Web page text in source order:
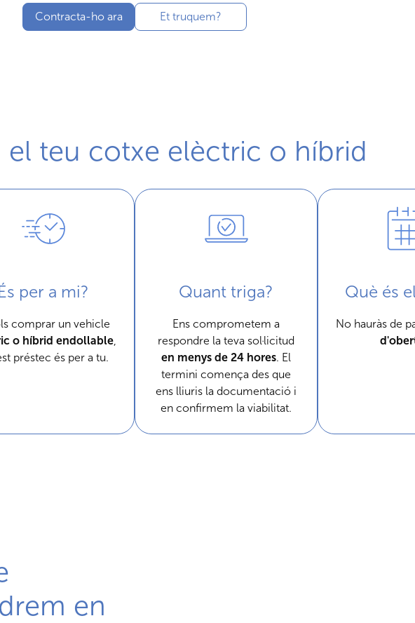
Contracta-ho ara Et truquem?
el teu cotxe elèctric o híbrid
per a mi?
comprar un vehicle
o híbrid endollable,
préstec és per a tu.
Quant triga?
Ens comprometem a
respondre la teva sol·licitud
en menys de 24 hores. El
termini comença des que
ens lliuris la documentació i
en confirmem la viabilitat.
Què és
No hauràs de
en